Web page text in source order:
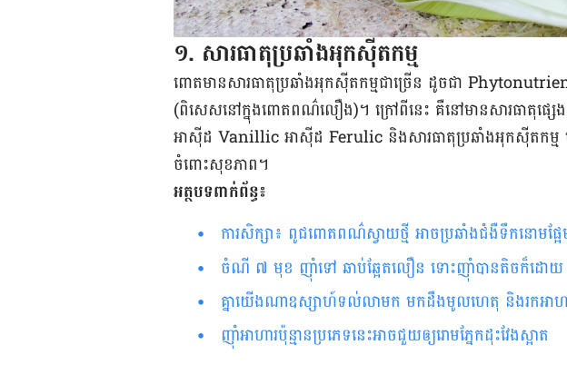
​១. សារ​ធាតុ​ប្រឆាំង​អុកស៊ីត​កម្ម​
ពោត​មាន​សារធាតុ​​ប្រឆាំង​អុក​ស៊ីត​កម្ម​ជា​ច្រើន ដូច​ជា
(ពិសេស​នៅ​ក្នុង​ពោត​ពណ៌​លឿង)។ ក្រៅ​ពី​នេះ គឺ​នៅ​មាន​សារធាតុ​ផ្
អាស៊ីដ Vanillic អាស៊ីដ​ Ferulic និង​សារធាតុ​​ប្រឆាំង​អុកស៊ីតក
ចំពោះ​សុខភាព។
អត្ថបទពាក់ព័ន្ធ៖
ការសិក្សា៖ ពូជ​ពោត​ពណ៌​​ស្វាយ​ថ្មី អាច​ប្រឆាំង​​ជំងឺទឹក​នោម​ផ្អែ
ចំណី ៧ មុខ ញ៉ាំ​ទៅ ​ឆាប់​ឆ្អែត​លឿន ទោះ​ញ៉ាំ​បាន​តិច​ក៏ដោយ
គ្នា​យើង​ណា​ឧស្សាហ៍​ទល់លាមក ​មក​ដឹង​មូលហេតុ ​និង​រក​អា
ញ៉ាំអាហារប៉ុន្មានប្រភេទនេះអាចជួយឲ្យ​រោមភ្នែកដុះវែងស្អាត